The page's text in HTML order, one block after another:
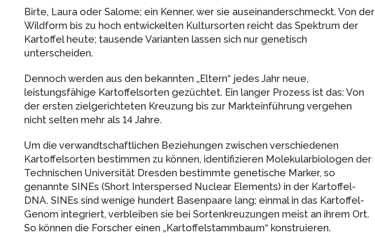
Birte, Laura oder Salome; ein Kenner, wer sie auseinanderschmeckt. Von der
Wildform bis zu hoch entwickelten Kultursorten reicht das Spektrum der
Kartoffel heute; tausende Varianten lassen sich nur genetisch
unterscheiden.
Dennoch werden aus den bekannten „Eltern“ jedes Jahr neue,
leistungsfähige Kartoffelsorten gezüchtet. Ein langer Prozess ist das: Von
der ersten zielgerichteten Kreuzung bis zur Markteinführung vergehen
nicht selten mehr als 14 Jahre.
Um die verwandtschaftlichen Beziehungen zwischen verschiedenen
Kartoffelsorten bestimmen zu können, identifizieren Molekularbiologen der
Technischen Universität Dresden bestimmte genetische Marker, so
genannte SINEs (Short Interspersed Nuclear Elements) in der Kartoffel-
DNA. SINEs sind wenige hundert Basenpaare lang; einmal in das Kartoffel-
Genom integriert, verbleiben sie bei Sortenkreuzungen meist an ihrem Ort.
So können die Forscher einen „Kartoffelstammbaum“ konstruieren.